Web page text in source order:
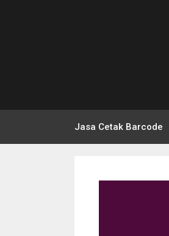
Jasa Cetak Barcode